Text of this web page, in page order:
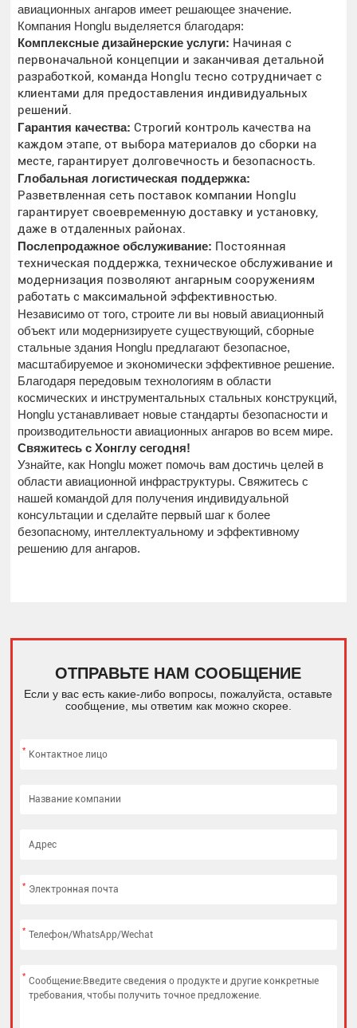
авиационных ангаров имеет решающее значение.
Компания Honglu выделяется благодаря:
Комплексные дизайнерские услуги: Начиная с
первоначальной концепции и заканчивая детальной
разработкой, команда Honglu тесно сотрудничает с
клиентами для предоставления индивидуальных
решений.
Гарантия качества: Строгий контроль качества на
каждом этапе, от выбора материалов до сборки на
месте, гарантирует долговечность и безопасность.
Глобальная логистическая поддержка:
Разветвленная сеть поставок компании Honglu
гарантирует своевременную доставку и установку,
даже в отдаленных районах.
Послепродажное обслуживание: Постоянная
техническая поддержка, техническое обслуживание и
модернизация позволяют ангарным сооружениям
работать с максимальной эффективностью.
Независимо от того, строите ли вы новый авиационный
объект или модернизируете существующий, сборные
стальные здания Honglu предлагают безопасное,
масштабируемое и экономически эффективное решение.
Благодаря передовым технологиям в области
космических и инструментальных стальных конструкций,
Honglu устанавливает новые стандарты безопасности и
производительности авиационных ангаров во всем мире.
Свяжитесь с Хонглу сегодня!
Узнайте, как Honglu может помочь вам достичь целей в
области авиационной инфраструктуры. Свяжитесь с
нашей командой для получения индивидуальной
консультации и сделайте первый шаг к более
безопасному, интеллектуальному и эффективному
решению для ангаров.
ОТПРАВЬТЕ НАМ СООБЩЕНИЕ
Если у вас есть какие-либо вопросы, пожалуйста, оставьте
сообщение, мы ответим как можно скорее.
*
*
*
*